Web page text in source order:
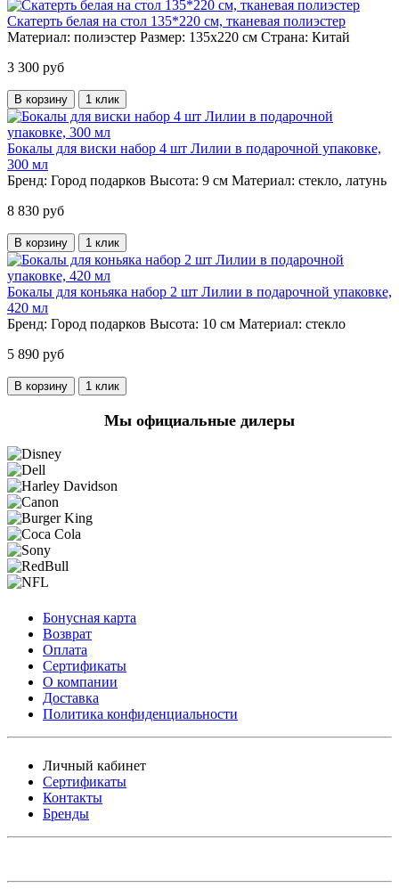
Скатерть белая на стол 135*220 см, тканевая полиэстер
Материал: полиэстер Размер: 135х220 см Страна: Китай
3 300 руб
В корзину 1 клик
Бокалы для виски набор 4 шт Лилии в подарочной упаковке,
300 мл
Бренд: Город подарков Высота: 9 см Материал: стекло, латунь
8 830 руб
В корзину 1 клик
Бокалы для коньяка набор 2 шт Лилии в подарочной упаковке,
420 мл
Бренд: Город подарков Высота: 10 см Материал: стекло
5 890 руб
В корзину 1 клик
Мы официальные дилеры
Бонусная карта
Возврат
Оплата
Сертификаты
О компании
Доставка
Политика конфиденциальности
Личный кабинет
Сертификаты
Контакты
Бренды